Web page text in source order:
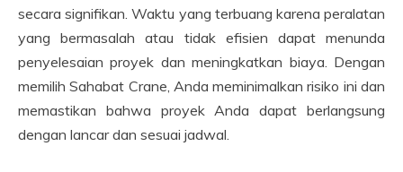
secara signifikan. Waktu yang terbuang karena peralatan
yang bermasalah atau tidak efisien dapat menunda
penyelesaian proyek dan meningkatkan biaya. Dengan
memilih Sahabat Crane, Anda meminimalkan risiko ini dan
memastikan bahwa proyek Anda dapat berlangsung
dengan lancar dan sesuai jadwal.